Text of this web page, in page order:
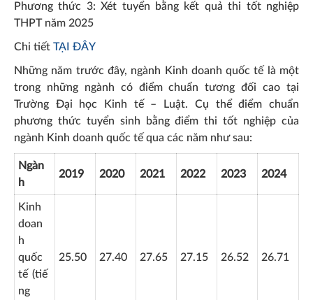
Phương thức 3: Xét tuyển bằng kết quả thi tốt nghiệp
THPT năm 2025
Chi tiết TẠI ĐÂY
Những năm trước đây, ngành Kinh doanh quốc tế là một
trong những ngành có điểm chuẩn tương đối cao tại
Trường Đại học Kinh tế – Luật. Cụ thể điểm chuẩn
phương thức tuyển sinh bằng điểm thi tốt nghiệp của
ngành Kinh doanh quốc tế qua các năm như sau:
Ngàn
h
2019 2020 2021 2022 2023 2024
Kinh
doan
h
quốc
tế (tiế
ng
25.50 27.40 27.65 27.15 26.52 26.71